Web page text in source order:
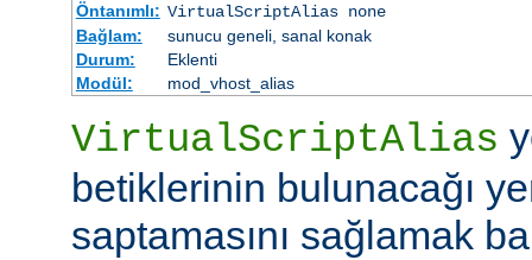
Öntanımlı: VirtualScriptAlias none
Bağlam:
sunucu geneli, sanal konak
Durum:
Eklenti
Modül:
mod_vhost_alias
VirtualScriptAlias
betiklerinin bulunacağı
saptamasını sağlamak